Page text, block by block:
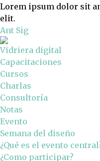
Lorem ipsum dolor sit
elit.
Ant Sig
Vidriera digital
Capacitaciones
Cursos
Charlas
Consultoría
Notas
Evento
Semana del diseño
¿Qué es el evento
¿Como participar?